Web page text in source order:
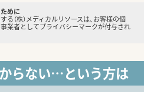
めに
（株）メディカルリソースは、お客様の個
業者としてプライバシーマークが付与され
らない…という方は